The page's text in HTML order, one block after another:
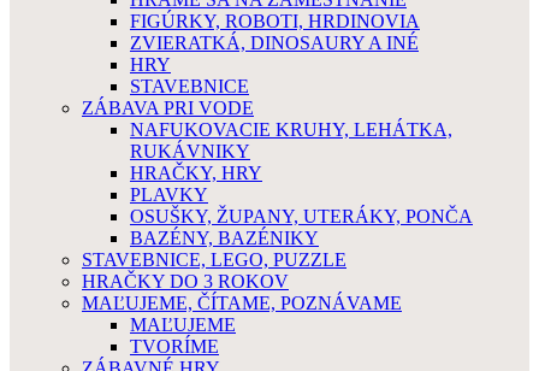
FIGÚRKY, ROBOTI, HRDINOVIA
ZVIERATKÁ, DINOSAURY A INÉ
HRY
STAVEBNICE
ZÁBAVA PRI VODE
NAFUKOVACIE KRUHY, LEHÁTKA,
RUKÁVNIKY
HRAČKY, HRY
PLAVKY
OSUŠKY, ŽUPANY, UTERÁKY, PONČA
BAZÉNY, BAZÉNIKY
STAVEBNICE, LEGO, PUZZLE
HRAČKY DO 3 ROKOV
MAĽUJEME, ČÍTAME, POZNÁVAME
MAĽUJEME
TVORÍME